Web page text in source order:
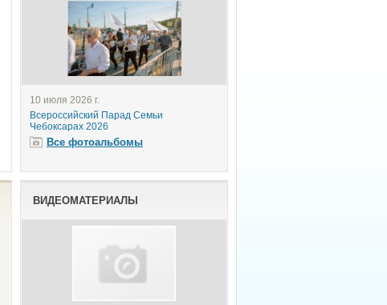
10 июля 2026 г.
Всероссийский Парад Семьи
Чебоксарах 2026
Все фотоальбомы
ВИДЕОМАТЕРИАЛЫ